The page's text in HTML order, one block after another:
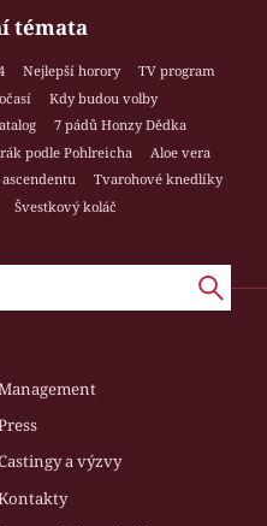
témata
Nejlepší horory
TV program
Kdy budou volby
7 pádů Honzy Dědka
podle Pohlreicha
Aloe vera
Tvarohové knedlíky
Švestkový koláč
a výzvy